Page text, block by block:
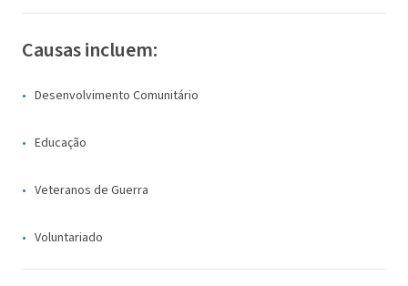
Causas incluem:
Desenvolvimento Comunitário
Educação
Veteranos de Guerra
Voluntariado